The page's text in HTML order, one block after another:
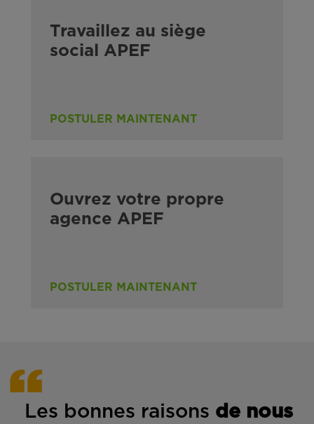
Travaillez au siège
social APEF
POSTULER MAINTENANT
Ouvrez votre propre
agence APEF
POSTULER MAINTENANT
Les bonnes raisons de nous